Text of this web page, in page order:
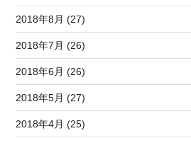
2018年8月 (27)
2018年7月 (26)
2018年6月 (26)
2018年5月 (27)
2018年4月 (25)